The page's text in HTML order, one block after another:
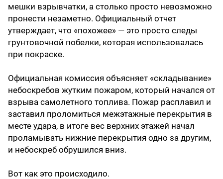
мешки взрывчатки, а столько просто невозможно
пронести незаметно. Официальный отчет
утверждает, что «похожее» — это просто следы
грунтовочной побелки, которая использовалась
при покраске.
Официальная комиссия объясняет «складывание»
небоскребов жутким пожаром, который начался от
взрыва самолетного топлива. Пожар расплавил и
заставил проломиться межэтажные перекрытия в
месте удара, в итоге вес верхних этажей начал
проламывать нижние перекрытия одно за другим,
и небоскреб обрушился вниз.
Вот как это происходило.